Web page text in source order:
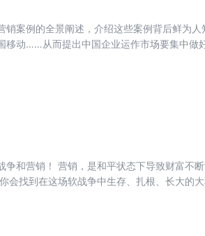
销案例的全景阐述，介绍这些案例背后鲜为
移动……从而提出中国企业运作市场要集中做
争。我们每一个人没有退路，必